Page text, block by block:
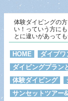
体験ダイビングの
い！っていう方に
とに違いがあって
HOME ダイブワ
ダイビングプラン
体験ダイビング
サンセットツアー